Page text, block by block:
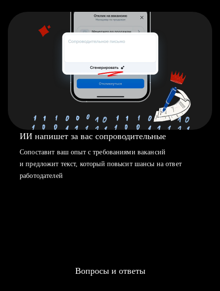
ИИ напишет за вас сопроводительные
Сопоставит ваш опыт с требованиями вакансий
и предложит текст, который повысит шансы на ответ
работодателей
Вопросы и ответы